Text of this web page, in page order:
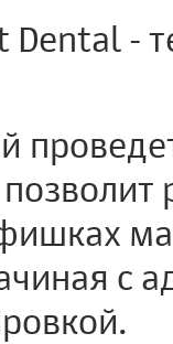
Dental -
с